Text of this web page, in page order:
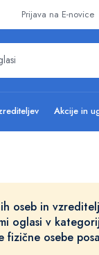
Prijava na E-novice
Akcije in
oseb in
oglasi v
osebe